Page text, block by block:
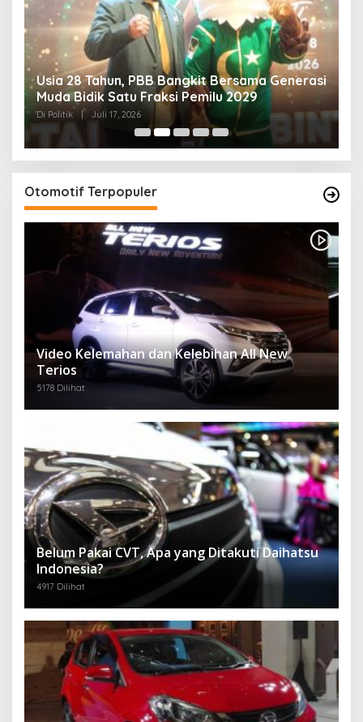
Usia 28 Tahun, PBB Bangkit Bersama Generasi
Muda Bidik Satu Fraksi Pemilu 2029
Di Politik | Juli 17, 2026
Otomotif Terpopuler
Video Kelemahan dan Kelebihan All New
Terios
5178 Dilihat
Belum Pakai CVT, Apa yang Ditakuti Daihatsu
Indonesia?
4917 Dilihat